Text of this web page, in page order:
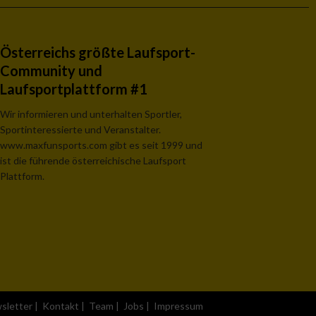
Österreichs größte Laufsport-
Community und
Laufsportplattform #1
Wir informieren und unterhalten Sportler,
Sportinteressierte und Veranstalter.
www.maxfunsports.com gibt es seit 1999 und
ist die führende österreichische Laufsport
Plattform.
| Kontakt | Team | Jobs | Impressum